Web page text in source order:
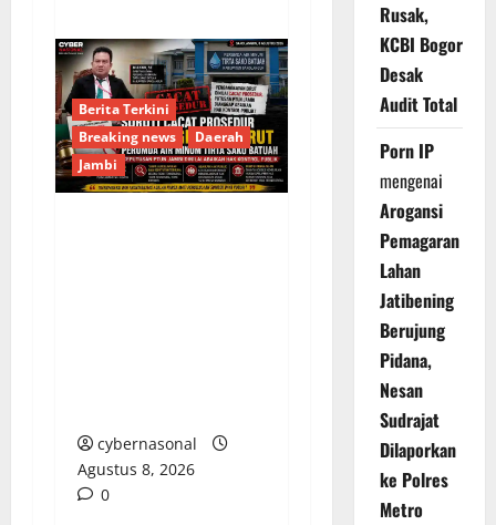
Berita Terkini
Breaking news
Daerah
Jambi
cybernasonal
Agustus 8, 2026
0
Rusak,
KCBI Bogor
Desak
Audit Total
Porn IP
mengenai
Arogansi
Pemagaran
Lahan
Jatibening
Berujung
Pidana,
Nesan
Sudrajat
Dilaporkan
ke Polres
Metro